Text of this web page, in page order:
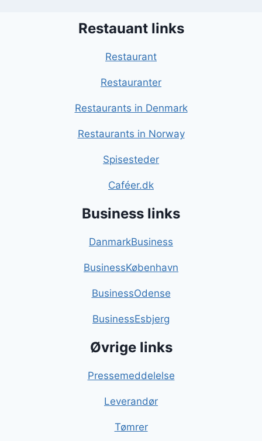
Restauant links
Restaurant
Restauranter
Restaurants in Denmark
Restaurants in Norway
Spisesteder
Caféer.dk
Business links
DanmarkBusiness
BusinessKøbenhavn
BusinessOdense
BusinessEsbjerg
Øvrige links
Pressemeddelelse
Leverandør
Tømrer